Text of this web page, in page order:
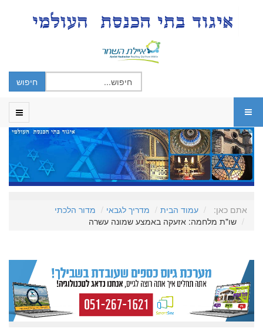
אתם כאן: עמוד הבית מדריך לגבאי
מדור הלכתי
שו"ת מלחמה: אזעקה באמצע שמונה עשרה